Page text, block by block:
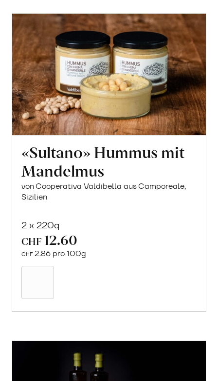
«Sultano» Hummus mit
Mandelmus
von Cooperativa Valdibella aus Camporeale,
Sizilien
2 x 220g
CHF 12.60
CHF 2.86 pro 100g